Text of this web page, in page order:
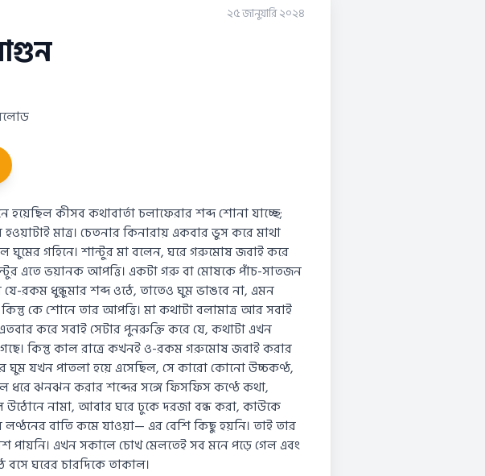
২৫ জানুয়ারি ২০২৪
হয়েছিল কীসব কথাবার্তা চলাফেরার শব্দ শোনা যাচ্ছে;
মাত্র। চেতনার কিনারায় একবার ভুস করে মাথা
ঘুমের গহিনে। শান্টুর মা বলেন, ঘরে গরুমোষ জবাই করে
এতে ভয়ানক আপত্তি। একটা গরু বা মোষকে পাঁচ-সাতজন
রকম ধুন্ধুমার শব্দ ওঠে, তাতেও ঘুম ভাঙবে না, এমন
কে শোনে তার আপত্তি। মা কথাটা বলামাত্র আর সবাই
করে সবাই সেটার পুনরুক্তি করে যে, কথাটা এখন
কিন্তু কাল রাত্রে কখনই ও-রকম গরুমোষ জবাই করার
ঘুম যখন পাতলা হয়ে এসেছিল, সে কারো কোনো উচ্চকণ্ঠ,
ধরে ঝনঝন করার শব্দের সঙ্গে ফিসফিস কণ্ঠে কথা,
নামা, আবার ঘরে ঢুকে দরজা বন্ধ করা, কাউকে
বাতি কমে যাওয়া— এর বেশি কিছু হয়নি। তাই তার
পায়নি। এখন সকালে চোখ মেলতেই সব মনে পড়ে গেল এবং
বসে ঘরের চারদিকে তাকাল।